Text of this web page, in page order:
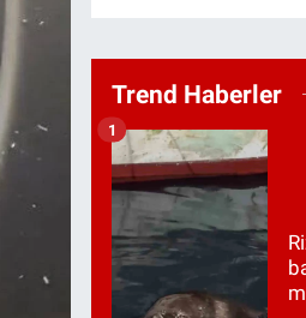
Trend Haberler
1